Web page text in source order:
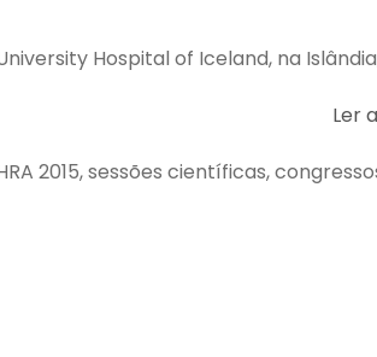
Hospital of Iceland, na
Ler
2015, sessões científicas,